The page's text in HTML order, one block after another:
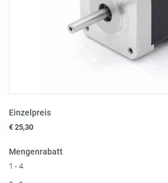
Einzelpreis
€ 25,30
Mengenrabatt
1 - 4